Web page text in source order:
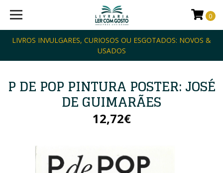
LIVROS INVULGARES, CURIOSOS OU ESGOTADOS: NOVOS &
USADOS
0
P DE POP PINTURA POSTER: JOSÉ
DE GUIMARÃES
12,72€